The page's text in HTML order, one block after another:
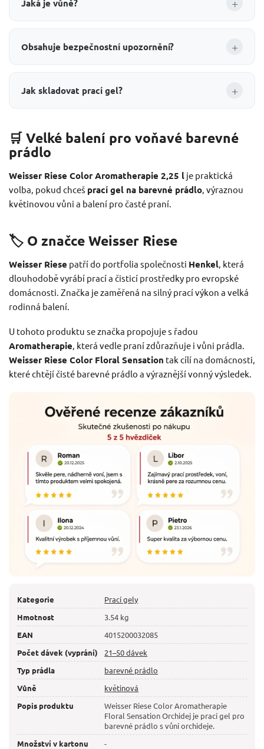
Jaká je vůně? +
Obsahuje bezpečnostní upozornění? +
Jak skladovat prací gel? +
🛒 Velké balení pro voňavé barevné
prádlo
Weisser Riese Color Aromatherapie 2,25 l je praktická
volba, pokud chceš prací gel na barevné prádlo, výraznou
květinovou vůni a balení pro časté praní.
🏷️ O značce Weisser Riese
Weisser Riese patří do portfolia společnosti Henkel , která
dlouhodobě vyrábí prací a čisticí prostředky pro evropské
domácnosti. Značka je zaměřená na silný prací výkon a velká
rodinná balení.
U tohoto produktu se značka propojuje s řadou
Aromatherapie , která vedle praní zdůrazňuje i vůni prádla.
Weisser Riese Color Floral Sensation tak cílí na domácnosti,
které chtějí čisté barevné prádlo a výraznější vonný výsledek.
Kategorie
Prací gely
Hmotnost
3.54 kg
EAN
4015200032085
Počet dávek (vyprání)
21–50 dávek
Typ prádla
barevné prádlo
Vůně
květinová
Popis produktu
Weisser Riese Color Aromatherapie
Floral Sensation Orchidej je prací gel pro
barevné prádlo s vůní orchideje.
Množství v kartonu
-